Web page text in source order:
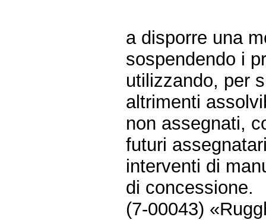
a disporre una
sospendendo i
utilizzando, per
altrimenti
non assegnati,
futuri
interventi di
di concessione.
(7-00043)